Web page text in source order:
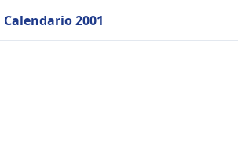
Calendario 2001